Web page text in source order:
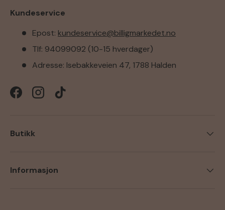
Kundeservice
Epost: kundeservice@billigmarkedet.no
Tlf: 94099092 (10-15 hverdager)
Adresse: Isebakkeveien 47, 1788 Halden
FacebookInstagramTikTok
Butikk
Informasjon